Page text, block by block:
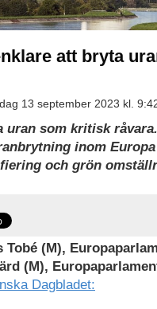
att bryta
13 september 2023 kl.
uran som kritisk
inom
och grön
Tobé (M),
(M),
Dagbladet: